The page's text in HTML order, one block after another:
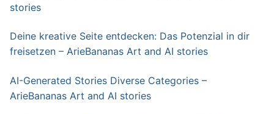
stories
Deine kreative Seite entdecken: Das Potenzial in dir
freisetzen – ArieBananas Art and AI stories
AI-Generated Stories Diverse Categories –
ArieBananas Art and AI stories